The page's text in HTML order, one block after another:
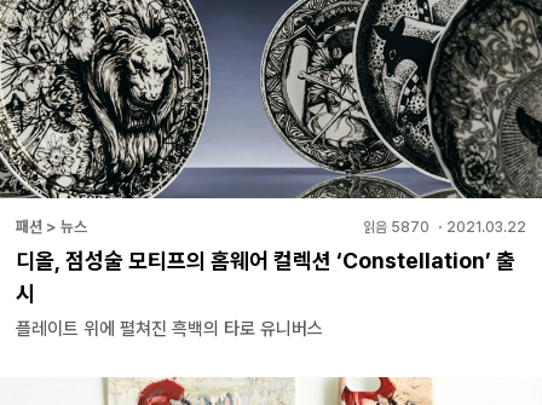
패션 > 뉴스 읽음 5870 ・ 2021.03.22
디올, 점성술 모티프의 홈웨어 컬렉션 ‘Constellation’ 출
시
플레이트 위에 펼쳐진 흑백의 타로 유니버스